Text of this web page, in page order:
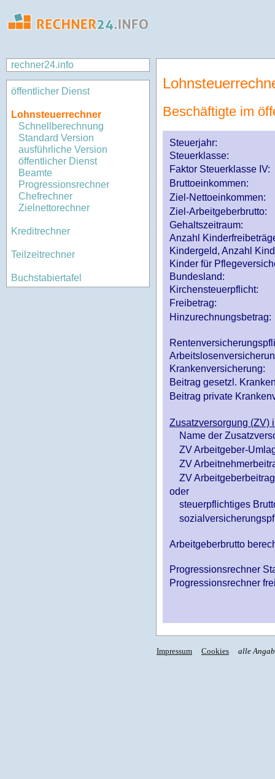
rechner24.info
öffentlicher Dienst
Lohnsteuerrechner
Schnellberechnung
Standard Version
ausführliche Version
öffentlicher Dienst
Beamte
Progressionsrechner
Chefrechner
Zielnettorechner
Kreditrechner
Teilzeitrechner
Buchstabiertafel
Beschäftigte im
Steuerjahr:
Steuerklasse:
Faktor Steuerklasse IV:
Bruttoeinkommen:
Ziel-Nettoeinkommen:
Ziel-Arbeitgeberbrutto:
Gehaltszeitraum:
Anzahl
Kindergeld, Anzahl
Kinder für
Bundesland:
Kirchensteuerpflicht:
Freibetrag:
Hinzurechnungsbetrag:
Krankenversicherung:
Beitrag gesetzl.
Beitrag private
Zusatzversorgung (ZV)
Name der
ZV Arbeitgeber-
ZV
ZV
oder
steuerpflichtiges
Arbeitgeberbrutto
Progressionsrechner
Progressionsrechner
Impressum Cookies alle